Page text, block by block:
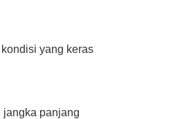
yang keras
jangka panjang